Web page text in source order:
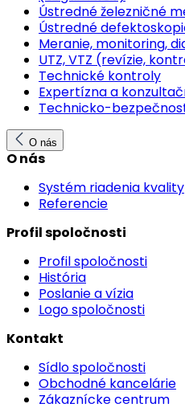
Ústredné železničné
Ústredné
Meranie, monitoring,
UTZ, VTZ (revízie,
Technické kontroly
Expertízna a
Technicko-
O nás
O nás
Systém riadenia kvality
Referencie
Profil spoločnosti
Profil spoločnosti
História
Poslanie a vízia
Logo spoločnosti
Kontakt
Sídlo spoločnosti
Obchodné kancelárie
Zákaznícke centrum